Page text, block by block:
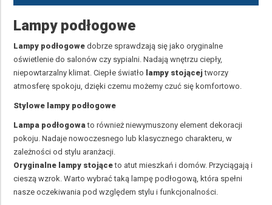
Lampy podłogowe
Lampy podłogowe dobrze sprawdzają się jako oryginalne
oświetlenie do salonów czy sypialni. Nadają wnętrzu ciepły,
niepowtarzalny klimat. Ciepłe światło lampy stojącejtworzy
atmosferę spokoju, dzięki czemu możemy czuć się komfortowo.
Stylowe lampy podłogowe
Lampa podłogowato również niewymuszony element dekoracji
pokoju. Nadaje nowoczesnego lub klasycznego charakteru, w
zależności od stylu aranżacji.
Oryginalne lampy stojąceto atut mieszkań i domów. Przyciągają i
cieszą wzrok. Warto wybrać taką lampę podłogową, która spełni
nasze oczekiwania pod względem stylu i funkcjonalności.